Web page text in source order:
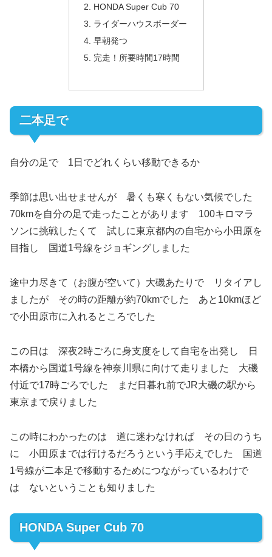
HONDA Super Cub 70
ライダーハウスボーダー
早朝発つ
完走！所要時間17時間
二本足で
自分の足で 1日でどれくらい移動できるか
季節は思い出せませんが 暑くも寒くもない気候でした
70kmを自分の足で走ったことがあります 100キロマラ
ソンに挑戦したくて 試しに東京都内の自宅から小田原を
目指し 国道1号線をジョギングしました
途中力尽きて（お腹が空いて）大磯あたりで リタイアし
ましたが その時の距離が約70kmでした あと10kmほど
で小田原市に入れるところでした
この日は 深夜2時ごろに身支度をして自宅を出発し 日
本橋から国道1号線を神奈川県に向けて走りました 大磯
付近で17時ごろでした まだ日暮れ前でJR大磯の駅から
東京まで戻りました
この時にわかったのは 道に迷わなければ その日のうち
に 小田原までは行けるだろうという手応えでした 国道
1号線が二本足で移動するためにつながっているわけで
は ないということも知りました
HONDA Super Cub 70